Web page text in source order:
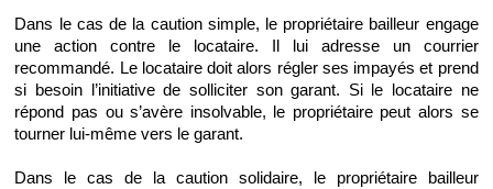
Dans le cas de la caution simple, le propriétaire bailleur engage
une action contre le locataire. Il lui adresse un courrier
recommandé. Le locataire doit alors régler ses impayés et prend
si besoin l’initiative de solliciter son garant. Si le locataire ne
répond pas ou s’avère insolvable, le propriétaire peut alors se
tourner lui-même vers le garant.
Dans le cas de la caution solidaire, le propriétaire bailleur